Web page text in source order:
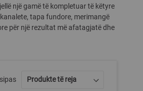
një gamë të kompletuar të këtyre
tapa fundore, merimangë
për një rezultat më afatagjatë dhe